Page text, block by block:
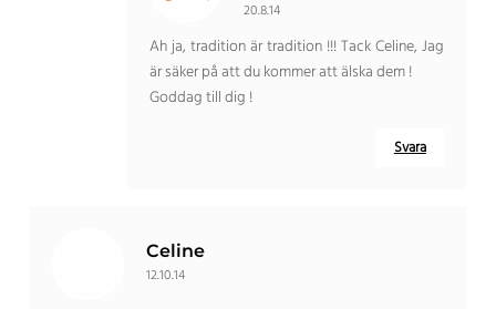
20.8.14
Ah ja, tradition är tradition !!! Tack Celine, Jag
är säker på att du kommer att älska dem !
Goddag till dig !
Svara
Celine
12.10.14